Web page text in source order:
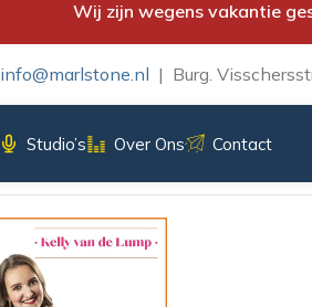
Wij zijn wegens vakantie
info@marlstone.nl | Burg.
Studio’s Over Ons Contact